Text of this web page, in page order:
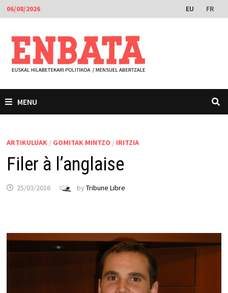
Skip
to
content
06/08/2026 EU FR
MENU
ARTIKULUAK / GOMITAK MINTZO / IRITZIA
Filer à l’anglaise
25/03/2016 by Tribune Libre